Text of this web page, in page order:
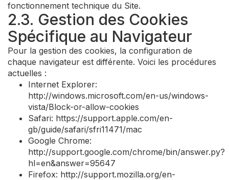
fonctionnement technique du Site.
2.3. Gestion des Cookies
Spécifique au Navigateur
Pour la gestion des cookies, la configuration de
chaque navigateur est différente. Voici les procédures
actuelles :
Internet Explorer:
http://windows.microsoft.com/en-us/windows-
vista/Block-or-allow-cookies
Safari: https://support.apple.com/en-
gb/guide/safari/sfri11471/mac
Google Chrome:
http://support.google.com/chrome/bin/answer.py?
hl=en&answer=95647
Firefox: http://support.mozilla.org/en-